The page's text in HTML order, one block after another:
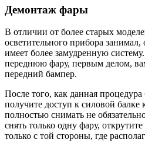
Демонтаж фары
В отличии от более старых
осветительного прибора
имеет более замудренную
переднюю фару, первым делом,
передний бампер.
После того, как данная
получите доступ к силовой балке
полностью снимать не
снять только одну фару,
только с той стороны, где